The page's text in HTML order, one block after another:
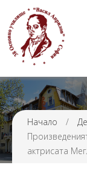
Начало /
актрисата